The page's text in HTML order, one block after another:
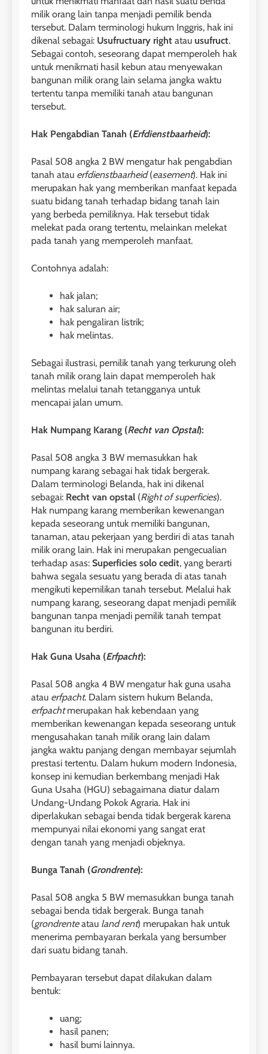
milik orang lain tanpa menjadi pemilik benda
tersebut. Dalam terminologi hukum Inggris, hak ini
dikenal sebagai: Usufructuary right atau usufruct.
Sebagai contoh, seseorang dapat memperoleh hak
untuk menikmati hasil kebun atau menyewakan
bangunan milik orang lain selama jangka waktu
tertentu tanpa memiliki tanah atau bangunan
tersebut.
Hak Pengabdian Tanah (Erfdienstbaarheid):
Pasal 508 angka 2 BW mengatur hak pengabdian
tanah atau erfdienstbaarheid(easement). Hak ini
merupakan hak yang memberikan manfaat kepada
suatu bidang tanah terhadap bidang tanah lain
yang berbeda pemiliknya. Hak tersebut tidak
melekat pada orang tertentu, melainkan melekat
pada tanah yang memperoleh manfaat.
Contohnya adalah:
hak jalan;
hak saluran air;
hak pengaliran listrik;
hak melintas.
Sebagai ilustrasi, pemilik tanah yang terkurung oleh
tanah milik orang lain dapat memperoleh hak
melintas melalui tanah tetangganya untuk
mencapai jalan umum.
Hak Numpang Karang (Recht van Opstal):
Pasal 508 angka 3 BW memasukkan hak
numpang karang sebagai hak tidak bergerak.
Dalam terminologi Belanda, hak ini dikenal
sebagai: Recht van opstal (Right of superficies).
Hak numpang karang memberikan kewenangan
kepada seseorang untuk memiliki bangunan,
tanaman, atau pekerjaan yang berdiri di atas tanah
milik orang lain. Hak ini merupakan pengecualian
terhadap asas: Superficies solo cedit, yang berarti
bahwa segala sesuatu yang berada di atas tanah
mengikuti kepemilikan tanah tersebut. Melalui hak
numpang karang, seseorang dapat menjadi pemilik
bangunan tanpa menjadi pemilik tanah tempat
bangunan itu berdiri.
Hak Guna Usaha (Erfpacht):
Pasal 508 angka 4 BW mengatur hak guna usaha
atau erfpacht. Dalam sistem hukum Belanda,
erfpachtmerupakan hak kebendaan yang
memberikan kewenangan kepada seseorang untuk
mengusahakan tanah milik orang lain dalam
jangka waktu panjang dengan membayar sejumlah
prestasi tertentu. Dalam hukum modern Indonesia,
konsep ini kemudian berkembang menjadi Hak
Guna Usaha (HGU) sebagaimana diatur dalam
Undang-Undang Pokok Agraria. Hak ini
diperlakukan sebagai benda tidak bergerak karena
mempunyai nilai ekonomi yang sangat erat
dengan tanah yang menjadi objeknya.
Bunga Tanah (Grondrente):
Pasal 508 angka 5 BW memasukkan bunga tanah
sebagai benda tidak bergerak. Bunga tanah
(grondrenteatau land rent) merupakan hak untuk
menerima pembayaran berkala yang bersumber
dari suatu bidang tanah.
Pembayaran tersebut dapat dilakukan dalam
bentuk:
uang;
hasil panen;
hasil bumi lainnya.